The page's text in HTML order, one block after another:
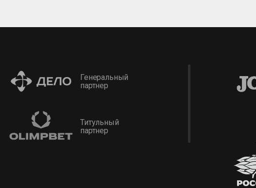
Генеральный
партнер
Титульный
партнер